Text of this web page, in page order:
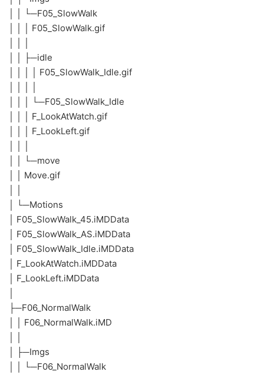
│ │ └─F05_SlowWalk
│ │ │ F05_SlowWalk.gif
│ │ ├─idle
│ │ │ │ F05_SlowWalk_Idle.gif
│ │ │ └─F05_SlowWalk_Idle
│ │ │ F_LookAtWatch.gif
│ │ │ F_LookLeft.gif
│ │ └─move
│ │ Move.gif
│ └─Motions
│ F05_SlowWalk_45.iMDData
│ F05_SlowWalk_AS.iMDData
│ F05_SlowWalk_Idle.iMDData
│ F_LookAtWatch.iMDData
│ F_LookLeft.iMDData
├─F06_NormalWalk
│ │ F06_NormalWalk.iMD
│ ├─Imgs
│ │ └─F06_NormalWalk